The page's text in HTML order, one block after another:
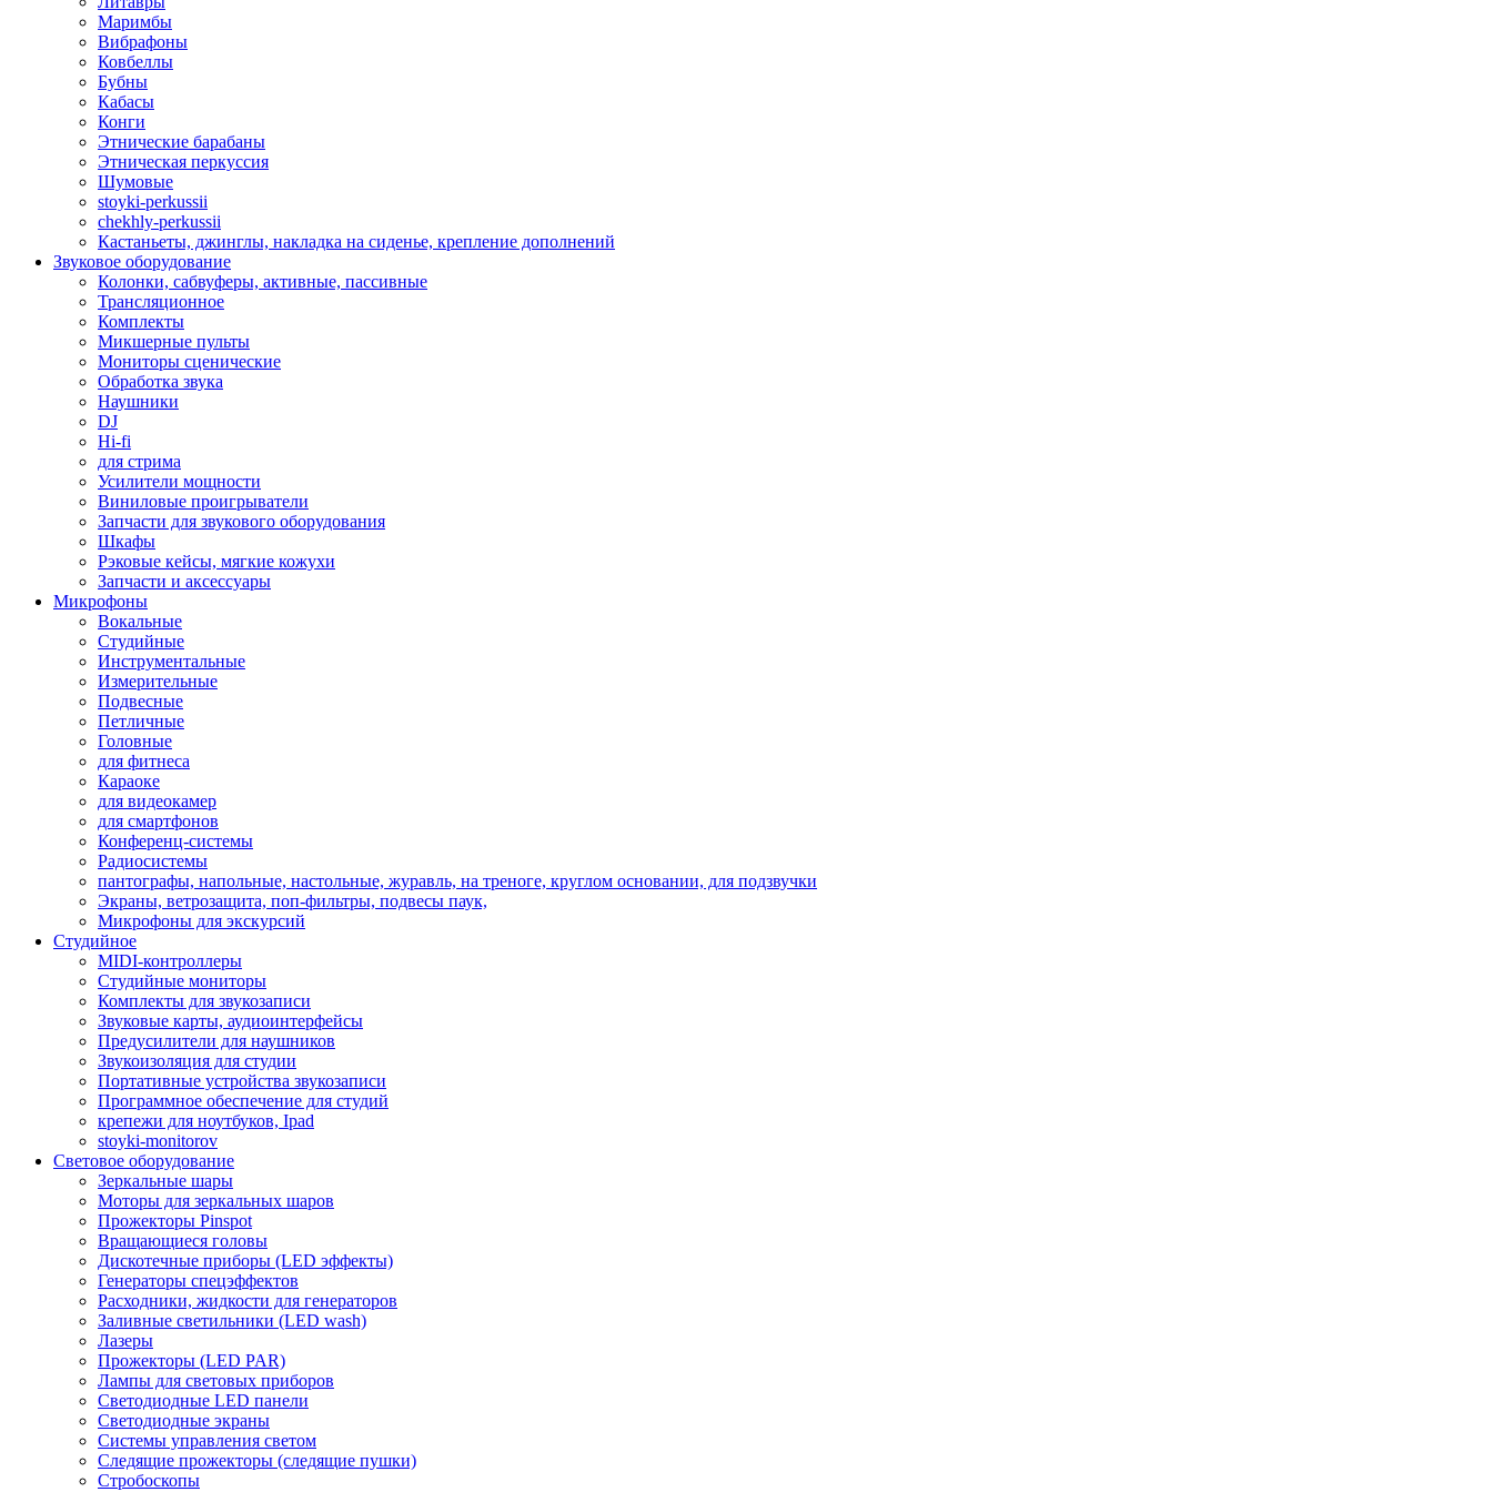
Маримбы
Вибрафоны
Ковбеллы
Бубны
Кабасы
Конги
Этнические барабаны
Этническая перкуссия
Шумовые
stoyki-perkussii
chekhly-perkussii
Кастаньеты, джинглы, накладка на сиденье, крепление дополнений
Звуковое оборудование
Колонки, сабвуферы, активные, пассивные
Трансляционное
Комплекты
Микшерные пульты
Мониторы сценические
Обработка звука
Наушники
DJ
Hi-fi
для стрима
Усилители мощности
Виниловые проигрыватели
Запчасти для звукового оборудования
Шкафы
Рэковые кейсы, мягкие кожухи
Запчасти и аксессуары
Микрофоны
Вокальные
Студийные
Инструментальные
Измерительные
Подвесные
Петличные
Головные
для фитнеса
Караоке
для видеокамер
для смартфонов
Конференц-системы
Радиосистемы
пантографы, напольные, настольные, журавль, на треноге, круглом основании, для подзвучки
Экраны, ветрозащита, поп-фильтры, подвесы паук,
Микрофоны для экскурсий
Студийное
MIDI-контроллеры
Студийные мониторы
Комплекты для звукозаписи
Звуковые карты, аудиоинтерфейсы
Предусилители для наушников
Звукоизоляция для студии
Портативные устройства звукозаписи
Программное обеспечение для студий
крепежи для ноутбуков, Ipad
stoyki-monitorov
Световое оборудование
Зеркальные шары
Моторы для зеркальных шаров
Прожекторы Pinspot
Вращающиеся головы
Дискотечные приборы (LED эффекты)
Генераторы спецэффектов
Расходники, жидкости для генераторов
Заливные светильники (LED wash)
Лазеры
Прожекторы (LED PAR)
Лампы для световых приборов
Светодиодные LED панели
Светодиодные экраны
Системы управления светом
Следящие прожекторы (следящие пушки)
Стробоскопы